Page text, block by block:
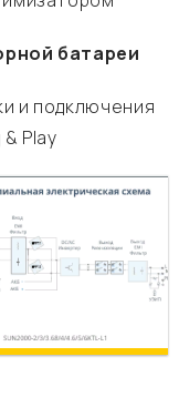
батареи
и подключения
Play